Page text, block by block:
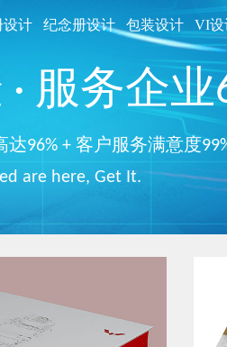
设计 纪念册设计 包装设计 VI设
服务企业
96% + 客户服务满意度
are here, Get It.